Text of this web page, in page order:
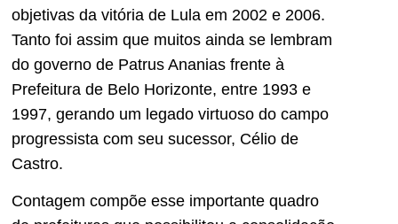
objetivas da vitória de Lula em 2002 e 2006.
Tanto foi assim que muitos ainda se lembram
do governo de Patrus Ananias frente à
Prefeitura de Belo Horizonte, entre 1993 e
1997, gerando um legado virtuoso do campo
progressista com seu sucessor, Célio de
Castro.
Contagem compõe esse importante quadro